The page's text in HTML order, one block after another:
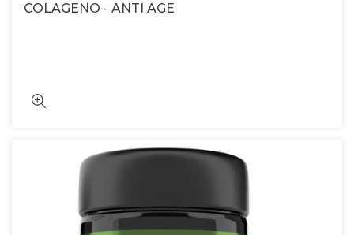
COLAGENO - ANTI AGE